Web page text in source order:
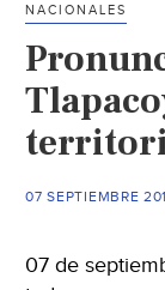
pueblos
donde
se
asientan
NACIONALES
07 SEPTIEMBRE
07 de